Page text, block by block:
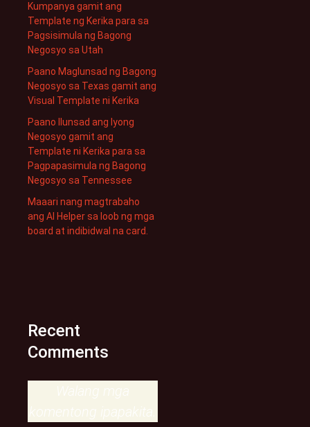
Kumpanya gamit ang
Template ng Kerika para sa
Pagsisimula ng Bagong
Negosyo sa Utah
Paano Maglunsad ng Bagong
Negosyo sa Texas gamit ang
Visual Template ni Kerika
Paano Ilunsad ang Iyong
Negosyo gamit ang
Template ni Kerika para sa
Pagpapasimula ng Bagong
Negosyo sa Tennessee
Maaari nang magtrabaho
ang AI Helper sa loob ng mga
board at indibidwal na card.
Recent
Comments
Walang mga
komentong ipapakita.